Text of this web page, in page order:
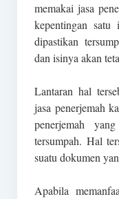
memakai jasa
kepentingan satu
dipastikan
dan isinya akan
Lantaran hal
jasa penerjemah
penerjemah
tersumpah. Hal
suatu dokumen
Apabila